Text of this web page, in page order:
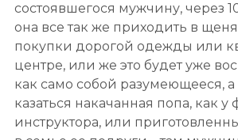
состоявшегося мужчину, через
она все так же приходить в
покупки дорогой одежды или
центре, или же это будет уже
как само собой разумеющееся,
казаться накачанная попа, как у
инструктора, или